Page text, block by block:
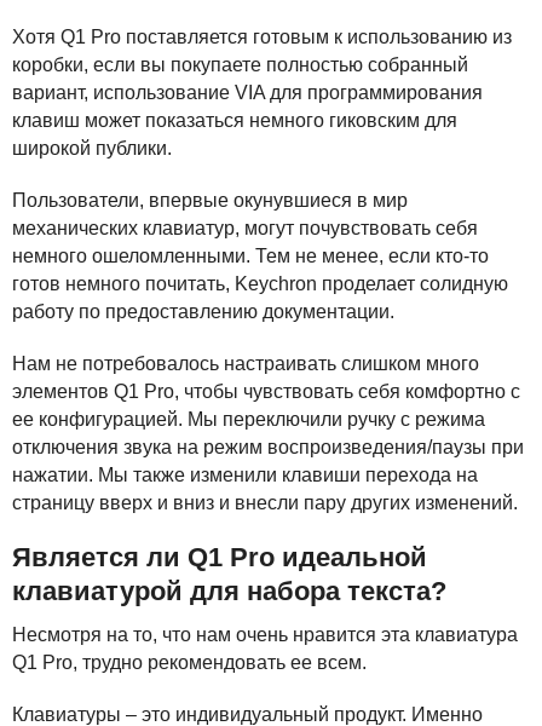
Хотя Q1 Pro поставляется готовым к использованию из
коробки, если вы покупаете полностью собранный
вариант, использование VIA для программирования
клавиш может показаться немного гиковским для
широкой публики.
Пользователи, впервые окунувшиеся в мир
механических клавиатур, могут почувствовать себя
немного ошеломленными. Тем не менее, если кто-то
готов немного почитать, Keychron проделает солидную
работу по предоставлению документации.
Нам не потребовалось настраивать слишком много
элементов Q1 Pro, чтобы чувствовать себя комфортно с
ее конфигурацией. Мы переключили ручку с режима
отключения звука на режим воспроизведения/паузы при
нажатии. Мы также изменили клавиши перехода на
страницу вверх и вниз и внесли пару других изменений.
Является ли Q1 Pro идеальной
клавиатурой для набора текста?
Несмотря на то, что нам очень нравится эта клавиатура
Q1 Pro, трудно рекомендовать ее всем.
Клавиатуры – это индивидуальный продукт. Именно